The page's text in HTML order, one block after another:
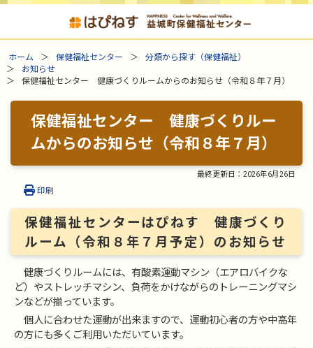
ホーム 保健福祉センター
分類から探す（保健福祉）
お知らせ
保健福祉センター 健康づくりルームからのお知らせ（令和８年７月）
保健福祉センター 健康づくりルー
ムからのお知らせ（令和８年７月）
最終更新日： 2026年6月26日
印刷
保健福祉センターはぴねす 健康づくり
ルーム（令和８年７月予定）のお知らせ
健康づくりルームには、有酸素運動マシン（エアロバイクな
ど）やストレッチマシン、負荷をかけながらのトレーニングマシ
ンなどが揃っています。
個人に合わせた運動が出来ますので、運動初心者の方や中高年
の方にも多くご利用いただいています。